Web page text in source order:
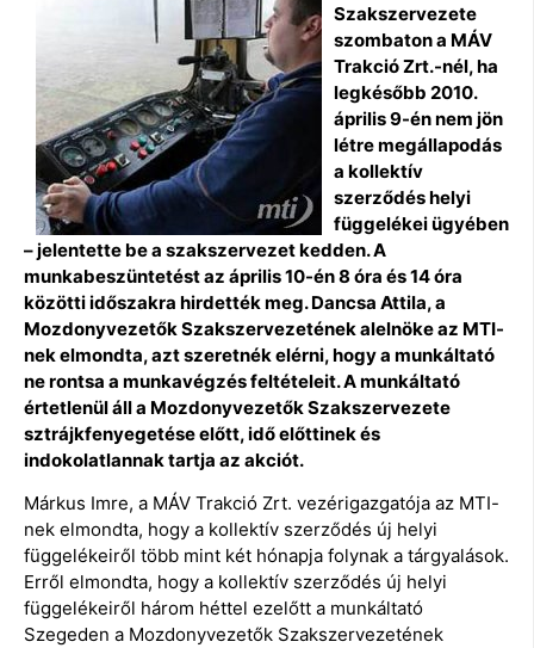
Szakszervezete
szombaton a MÁV
Trakció Zrt.-nél, ha
legkésőbb 2010.
április 9-én nem jön
létre megállapodás
a kollektív
szerződés helyi
függelékei ügyében
– jelentette be a szakszervezet kedden. A
munkabeszüntetést az április 10-én 8 óra és 14 óra
közötti időszakra hirdették meg. Dancsa Attila, a
Mozdonyvezetők Szakszervezetének alelnöke az MTI-
nek elmondta, azt szeretnék elérni, hogy a munkáltató
ne rontsa a munkavégzés feltételeit. A munkáltató
értetlenül áll a Mozdonyvezetők Szakszervezete
sztrájkfenyegetése előtt, idő előttinek és
indokolatlannak tartja az akciót.
Márkus Imre, a MÁV Trakció Zrt. vezérigazgatója az MTI-
nek elmondta, hogy a kollektív szerződés új helyi
függelékeiről több mint két hónapja folynak a tárgyalások.
Erről elmondta, hogy a kollektív szerződés új helyi
függelékeiről három héttel ezelőtt a munkáltató
Szegeden a Mozdonyvezetők Szakszervezetének